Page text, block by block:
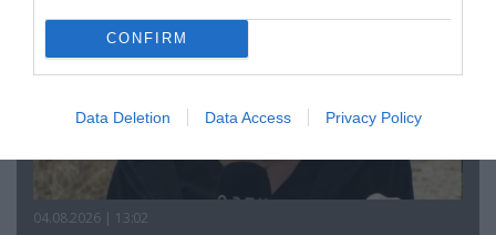
CONFIRM
Data Deletion Data Access Privacy Policy
04.08.2026 | 13:02